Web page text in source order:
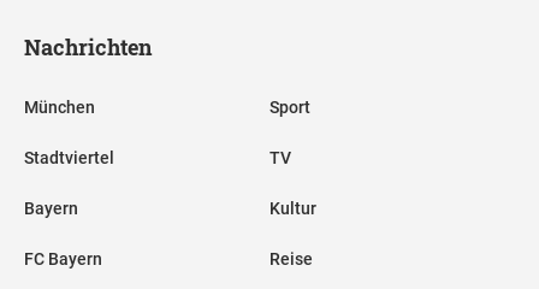
Nachrichten
München
Stadtviertel
Bayern
FC Bayern
Sport
TV
Kultur
Reise